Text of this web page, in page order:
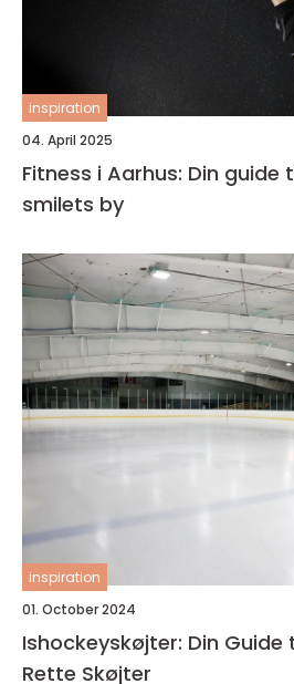
inspiration
04. April 2025
Fitness i Aarhus: Din
smilets by
inspiration
01. October 2024
Ishockeyskøjter: Din
Rette Skøjter